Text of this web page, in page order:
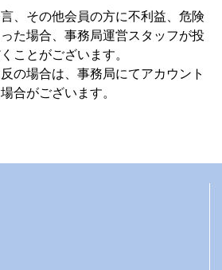
、その他会員の方に不利益、危険
た場合、事務局運営スタッフが投
ことがございます。
の場合は、事務局にてアカウント
合がございます。